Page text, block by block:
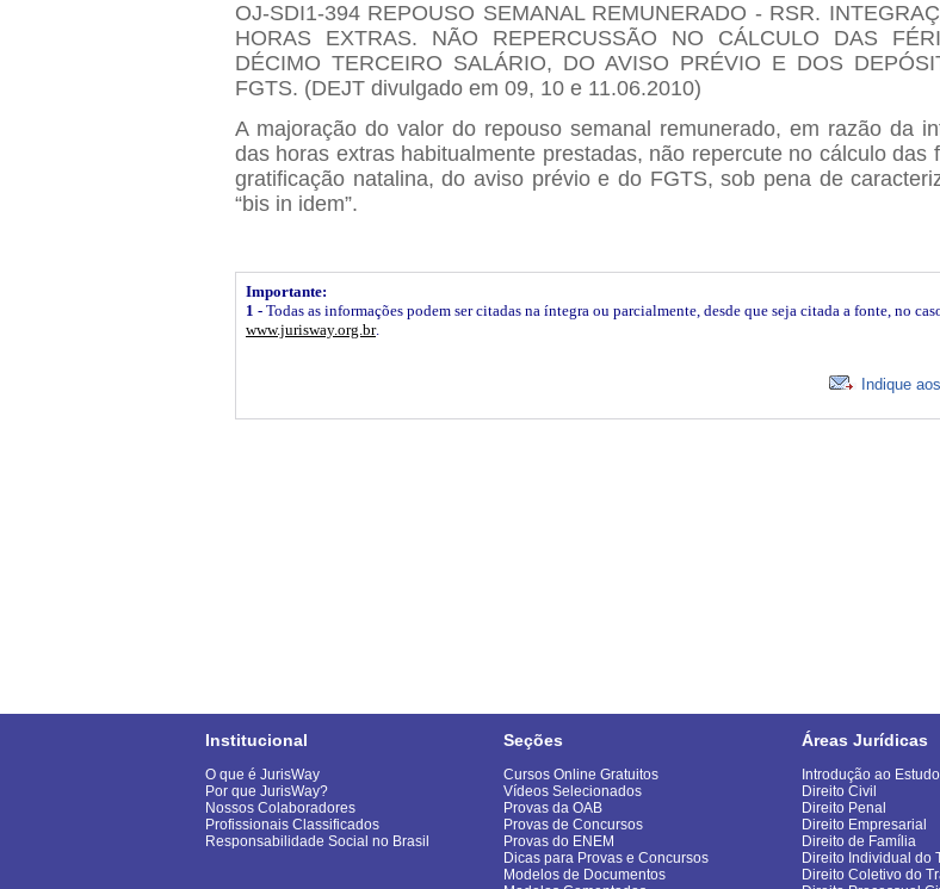
OJ-SDI1-394 REPOUSO SEMANAL REMUNERADO - RSR.
HORAS EXTRAS. NÃO REPERCUSSÃO NO CÁLCULO DAS
DÉCIMO TERCEIRO SALÁRIO, DO AVISO PRÉVIO E DOS
FGTS. (DEJT divulgado em 09, 10 e 11.06.2010)
A majoração do valor do repouso semanal remunerado, em razão da
das horas extras habitualmente prestadas, não repercute no cálculo das
gratificação natalina, do aviso prévio e do FGTS, sob pena de
“bis in idem”.
Importante:
1 - Todas as informações podem ser citadas na íntegra ou parcialmente, desde que seja citada a fonte, no
www.jurisway.org.br.
Indique
Institucional
O que é JurisWay
Por que JurisWay?
Nossos Colaboradores
Profissionais Classificados
Responsabilidade Social no Brasil
Seções
Cursos Online Gratuitos
Vídeos Selecionados
Provas da OAB
Provas de Concursos
Provas do ENEM
Dicas para Provas e Concursos
Modelos de Documentos
Áreas Jurídicas
Introdução ao
Direito Civil
Direito Penal
Direito Empresarial
Direito de Família
Direito Individual do
Direito Coletivo do